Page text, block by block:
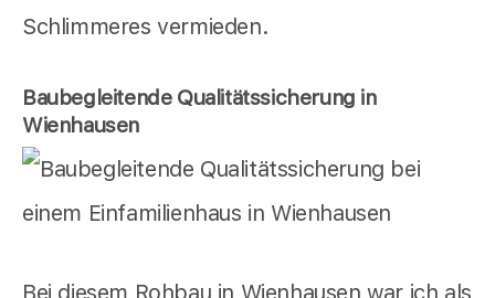
Schlimmeres vermieden.
Baubegleitende Qualitätssicherung in
Wienhausen